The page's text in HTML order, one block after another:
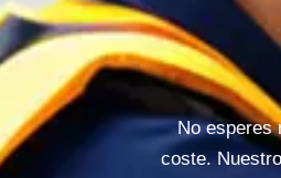
No esperes
coste.